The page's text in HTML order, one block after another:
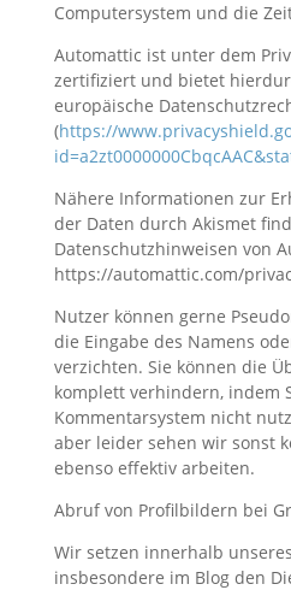
Computersystem und die
Automattic ist unter dem
zertifiziert und bietet
europäische
(https://
Nähere Informationen zur
der Daten durch Akismet
Datenschutzhinweisen von
https://automattic.com/
Nutzer können gerne
die Eingabe des Namens
verzichten. Sie können die
komplett verhindern, indem
Kommentarsystem nicht
aber leider sehen wir sonst
ebenso effektiv arbeiten.
Abruf von Profilbildern bei
Wir setzen innerhalb
insbesondere im Blog den